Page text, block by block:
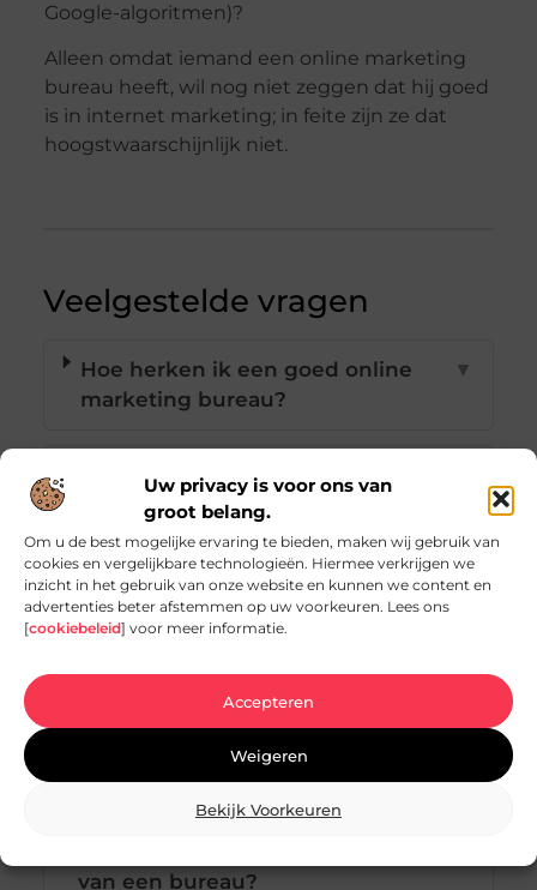
Uw privacy is voor ons van
groot belang.
Om u de best mogelijke ervaring te bieden, maken wij gebruik van
cookies en vergelijkbare technologieën. Hiermee verkrijgen we
inzicht in het gebruik van onze website en kunnen we content en
advertenties beter afstemmen op uw voorkeuren. Lees ons
[cookiebeleid] voor meer informatie.
Accepteren
Weigeren
Bekijk Voorkeuren
Google-algoritmen)?
Alleen omdat iemand een online marketing
bureau heeft, wil nog niet zeggen dat hij goed
is in internet marketing; in feite zijn ze dat
hoogstwaarschijnlijk niet.
Veelgestelde vragen
Hoe herken ik een goed online
marketing bureau?
▼
Waarom is een SEO-audit
belangrijk bij het kiezen van een
marketingbureau?
Hoe kan ik aanbevelingen vinden
voor online marketing bureaus?
Welke diensten moet een online
marketing bureau aanbieden?
Hoe belangrijk is
van een bureau?